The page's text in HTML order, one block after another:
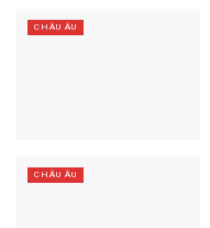
CHÂU ÂU
CHÂU ÂU